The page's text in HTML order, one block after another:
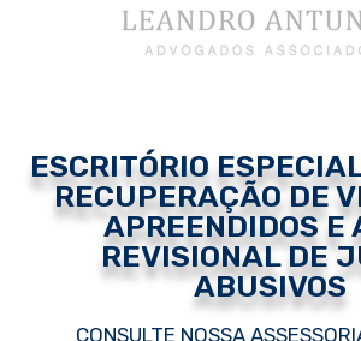
ESCRITÓRIO
RECUPERAÇÃO DE
APREENDIDOS E
REVISIONAL DE
ABUSIVOS
CONSULTE NOSSA